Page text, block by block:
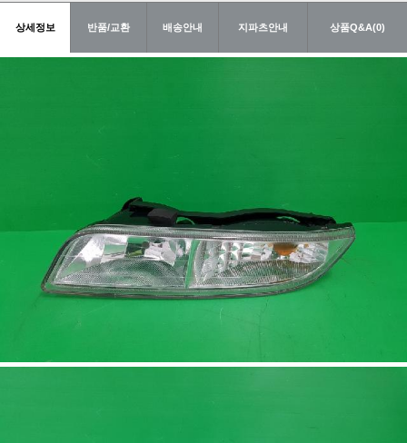
상세정보 반품/교환 배송안내 지파츠안내 상품Q&A(0)